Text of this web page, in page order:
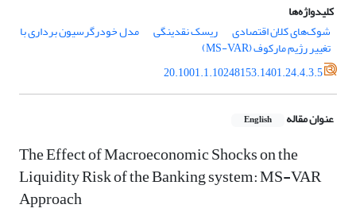
کلیدواژه‌ها
شوک‌های کلان اقتصادی
ریسک نقدینگی مدل خودرگرسیون برداری با
تغییر رژیم مارکوف (MS-VAR)
20.1001.1.10248153.1401.24.4.3.5
عنوان مقاله English
The Effect of Macroeconomic Shocks on the
Liquidity Risk of the Banking system: MS-VAR
Approach